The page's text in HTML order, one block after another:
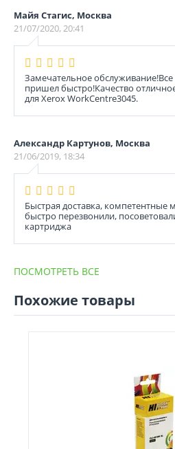
Майя Стагис, Москва
21/07/2020, 20:41
Замечательное
пришел быстро!Качество
для Xerox WorkCentre3045.
Александр Картунов, Москва
21/06/2019, 18:34
Быстрая доставка, компетентные
быстро перезвонили,
картриджа
ПОСМОТРЕТЬ ВСЕ
Похожие товары